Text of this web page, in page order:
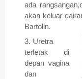
ada
akan keluar
Bartolin.
Uretra
terletak di
depan vagina
dan